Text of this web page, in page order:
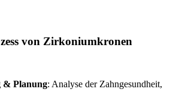
von Zirkoniumkronen
& Planung: Analyse der Zahngesundheit,